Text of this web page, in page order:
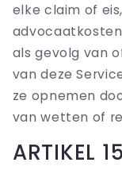
elke claim of
als gevolg van
van deze
ze opnemen
van wetten of
ARTIKEL